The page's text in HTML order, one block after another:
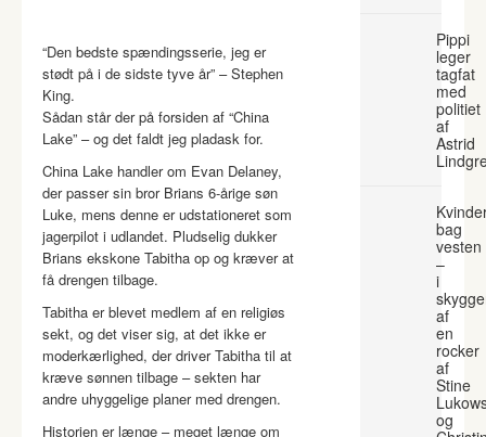
“Den bedste spændingsserie, jeg er
stødt på i de sidste tyve år” – Stephen
King.
Sådan står der på forsiden af “China
Lake” – og det faldt jeg pladask for.
China Lake handler om Evan Delaney,
der passer sin bror Brians 6-årige søn
Luke, mens denne er udstationeret som
jagerpilot i udlandet. Pludselig dukker
Brians ekskone Tabitha op og kræver at
få drengen tilbage.
Tabitha er blevet medlem af en religiøs
sekt, og det viser sig, at det ikke er
moderkærlighed, der driver Tabitha til at
kræve sønnen tilbage – sekten har
andre uhyggelige planer med drengen.
Historien er længe – meget længe om
Pippi
leger
tagfat
med
politiet
af
Astrid
bag
vesten
–
i
af
en
rocker
af
Stine
og